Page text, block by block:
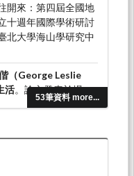
53筆資料 more...
開來：第四屆全國地
十週年國際學術研討
北大學海山學研究中
（George Leslie
活。論文發表於場
路徑的多重可能性學